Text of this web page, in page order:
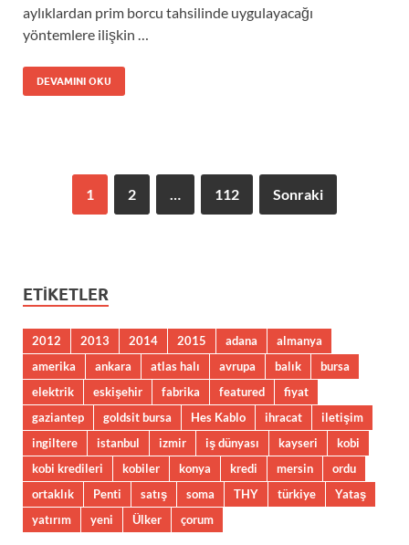
aylıklardan prim borcu tahsilinde uygulayacağı
yöntemlere ilişkin …
DEVAMINI OKU
1 2 112 Sonraki
ETIKETLER
2012 2013 2014 2015 adana
almanya
amerika
ankara atlas halı avrupa balık
bursa
elektrik
eskişehir fabrika featured
fiyat
gaziantep
goldsit bursa Hes Kablo ihracat
iletişim
ingiltere
istanbul izmir iş dünyası kayseri
kobi
kobi kredileri
kobiler konya kredi mersin
ordu
ortaklık
Penti satış soma THY türkiye
Yataş
yatırım
yeni Ülker çorum